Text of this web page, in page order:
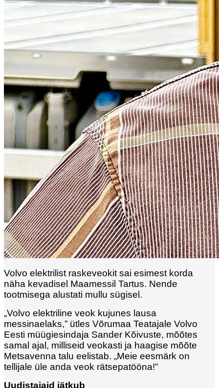
Volvo elektrilist raskeveokit sai esimest korda
näha kevadisel Maamessil Tartus. Nende
tootmisega alustati mullu sügisel.
„Volvo elektriline veok kujunes lausa
messinaelaks,” ütles Võrumaa Teatajale Volvo
Eesti müügiesindaja Sander Kõivuste, mõõtes
samal ajal, milliseid veokasti ja haagise mõõte
Metsavenna talu eelistab. „Meie eesmärk on
tellijale üle anda veok rätsepatööna!”
Uudistajaid jätkub